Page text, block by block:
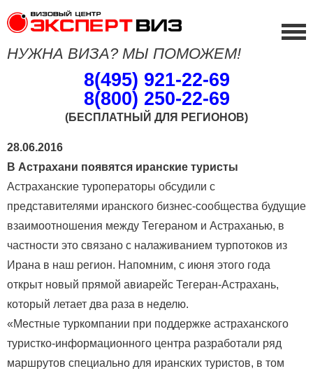
НУЖНА ВИЗА? МЫ ПОМОЖЕМ!
8(495) 921-22-69
8(800) 250-22-69
(БЕСПЛАТНЫЙ ДЛЯ РЕГИОНОВ)
28.06.2016
В Астрахани появятся иранские туристы
Астраханские туроператоры обсудили с
представителями иранского бизнес-сообщества будущие
взаимоотношения между Тегераном и Астраханью, в
частности это связано с налаживанием турпотоков из
Ирана в наш регион. Напомним, с июня этого года
открыт новый прямой авиарейс Тегеран-Астрахань,
который летает два раза в неделю.
«Местные туркомпании при поддержке астраханского
туристко-информационного центра разработали ряд
маршрутов специально для иранских туристов, в том